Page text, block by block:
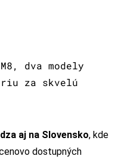
dva modely
za skvelú
aj na Slovensko, kde
dostupných